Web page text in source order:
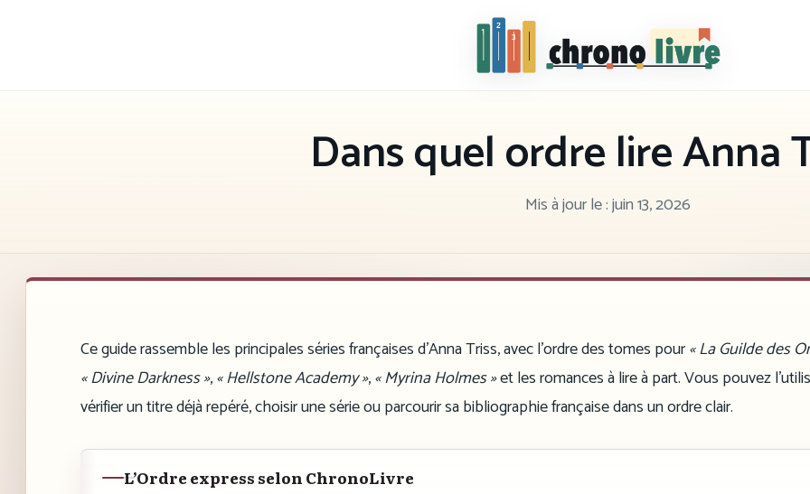
Chronolivre
Dans quel ordre lire Anna
Mis à jour le :juin 13, 2026
Ce guide rassemble les principales séries françaises d’Anna Triss, avec l’ordre des tomes pour« La Guilde des
« Divine Darkness »,« Hellstone Academy »,« Myrina Holmes »et les romances à lire à part. Vous pouvez
vérifier un titre déjà repéré, choisir une série ou parcourir sa bibliographie française dans un ordre clair.
L’Ordre express selon ChronoLivre